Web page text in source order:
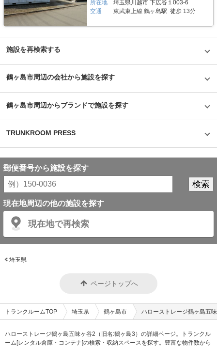
できるので、最短即日利用も可能です。不明点があれば、お気軽にお問い合
わせください。 編集後記 誰もが知っているキャラクター「キティちゃん」
開始した新しいトランクルームのサービスだが、そのはじめたきっかけをお
聞きすると、よりお客様に寄り添ったトランクルームを提供したかったから
という声が返ってきた。もともと同社は屋外のコンテナ型トランクルームで
いたいときに使える場所にあるという利点があり、女性が使いずらいという
カバーしている。一度使ってみるとその便利さが気に入り、長く継続して使
うお客様が多いというのも納得できる取材だった。
©1976,2019SANRIOCO.,LTD.APPROVALNO.G601228
所在地
埼玉県川越市 下広谷１003-6
交通
東武東上線 鶴ヶ島駅 徒歩 13分
施設を再検索する
鶴ヶ島市周辺の会社から施設を探す
鶴ヶ島市周辺からブランドで施設を探す
TRUNKROOM PRESS
郵便番号から施設を探す
現在地周辺の他の施設を探す
現在地で再検索
埼玉県
ページトップへ
トランクルームTOP 埼玉県 鶴ヶ島市 ハローストレージ鶴ヶ島五
ハローストレージ鶴ヶ島五味ヶ谷2（旧名:鶴ヶ島3）の詳細ページ。トランクル
ーム[レンタル倉庫・コンテナ]の検索・収納スペースを探す。豊富な物件数から